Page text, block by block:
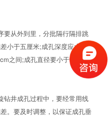
从外到里，分批隔行隔排跳
小于五厘米;成孔深度应大于
之间;成孔直径要小于设计桩
井成孔过程中，要经常用线
。要及时调整，以保证成孔垂